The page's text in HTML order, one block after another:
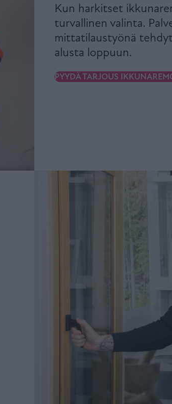
Kun harkitset
turvallinen valinta.
mittatilaustyönä
alusta loppuun.
PYYDÄ TARJOUS